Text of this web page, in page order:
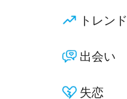
トレンド
出会い
失恋